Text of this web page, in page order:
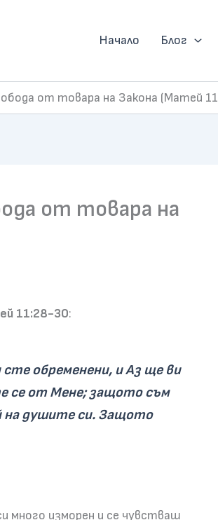
Начало Блог
от товара на Закона (Матей
от товара на
11:28-30:
обременени, и Аз ще ви
се от Мене; защото съм
на душите си. Защото
много изморен и се чувстваш